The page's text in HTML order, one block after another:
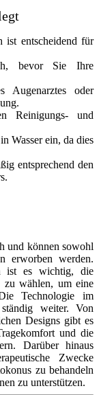
ist entscheidend für
bevor Sie Ihre
Augenarztes oder
Reinigungs- und
Wasser ein, da dies
entsprechend den
und können sowohl
erworben werden.
ist es wichtig, die
zu wählen, um eine
Technologie im
weiter. Von
Designs gibt es
und die
Darüber hinaus
Zwecke
zu behandeln
zu unterstützen.